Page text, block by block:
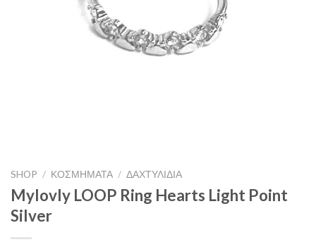
SHOP / ΚΟΣΜΗΜΑΤΑ / ΔΑΧΤΥΛΊΔΙΑ
Mylovly LOOP Ring Hearts Light Point
Silver